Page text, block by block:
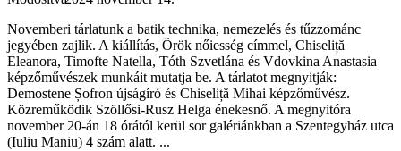
Novemberi tárlatunk a batik technika, nemezelés és tűzzománc
jegyében zajlik. A kiállítás, Örök nőiesség címmel, Chiseliță
Eleanora, Timofte Natella, Tóth Szvetlána és Vdovkina Anastasia
képzőművészek munkáit mutatja be. A tárlatot megnyitják:
Demostene Șofron újságíró és Chiseliță Mihai képzőművész.
Közreműködik Szöllősi-Rusz Helga énekesnő. A megnyitóra
november 20-án 18 órától kerül sor galériánkban a Szentegyház utca
(Iuliu Maniu) 4 szám alatt. ...